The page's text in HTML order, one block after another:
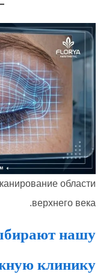
области
верхнего века.
нашу
клинику?